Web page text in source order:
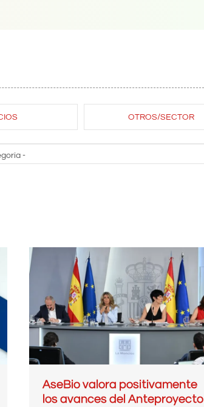
OTROS/SECTOR
AseBio valora positivamente
los avances del Anteproyecto